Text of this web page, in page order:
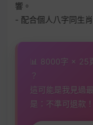
響。
- 配合個人八字同生
📊 8000字 × 25
？
這可能是我見過
是：不準可退款！